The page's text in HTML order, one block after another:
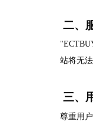
二、
站将无
三、
尊重用